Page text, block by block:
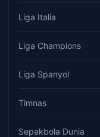
Liga Italia
Liga Champions
Liga Spanyol
Timnas
Sepakbola Dunia